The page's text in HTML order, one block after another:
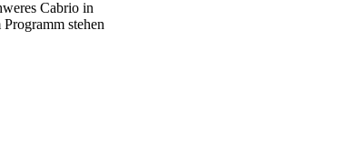
Cabrio in
stehen